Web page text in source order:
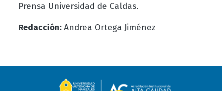
Prensa Universidad de Caldas.
Redacción:Andrea Ortega Jiménez